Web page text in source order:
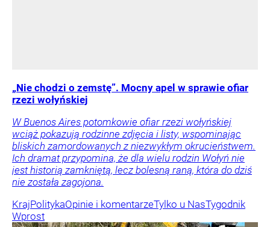
„Nie chodzi o zemstę”. Mocny apel w sprawie ofiar
rzezi wołyńskiej
W Buenos Aires potomkowie ofiar rzezi wołyńskiej
wciąż pokazują rodzinne zdjęcia i listy, wspominając
bliskich zamordowanych z niezwykłym okrucieństwem.
Ich dramat przypomina, że dla wielu rodzin Wołyń nie
jest historią zamkniętą, lecz bolesną raną, która do dziś
nie została zagojona.
KrajPolitykaOpinie i komentarzeTylko u NasTygodnik
Wprost